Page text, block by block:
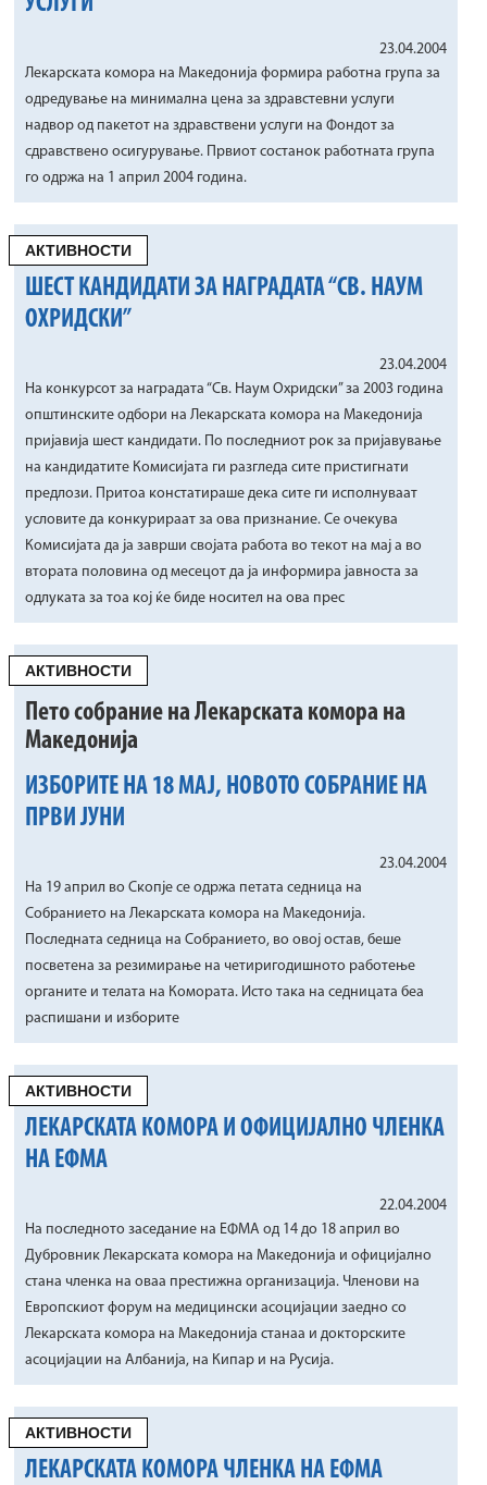
23.04.2004
Лекарската комора на Македонија формира работна група за
одредување на минимална цена за здравстевни услуги
надвор од пакетот на здравствени услуги на Фондот за
сдравствено осигурување. Првиот состанок работната група
го одржа на 1 април 2004 година.
АКТИВНОСТИ
ШЕСТ КАНДИДАТИ ЗА НАГРАДАТА “СВ. НАУМ
ОХРИДСКИ”
23.04.2004
На конкурсот за наградата “Св. Наум Охридски” за 2003 година
општинските одбори на Лекарската комора на Македонија
пријавија шест кандидати. По последниот рок за пријавување
на кандидатите Комисијата ги разгледа сите пристигнати
предлози. Притоа констатираше дека сите ги исполнуваат
условите да конкурираат за ова признание. Се очекува
Комисијата да ја заврши својата работа во текот на мај а во
втората половина од месецот да ја информира јавноста за
одлуката за тоа кој ќе биде носител на ова прес
АКТИВНОСТИ
Пето собрание на Лекарската комора на
Македонија
ИЗБОРИТЕ НА 18 МАЈ, НОВОТО СОБРАНИЕ НА
ПРВИ ЈУНИ
23.04.2004
На 19 април во Скопје се одржа петата седница на
Собранието на Лекарската комора на Македонија.
Последната седница на Собранието, во овој остав, беше
посветена за резимирање на четиригодишното работење
органите и телата на Комората. Исто така на седницата беа
распишани и изборите
АКТИВНОСТИ
ЛЕКАРСКАТА КОМОРА И ОФИЦИЈАЛНО ЧЛЕНКА
НА ЕФМА
22.04.2004
На последното заседание на ЕФМА од 14 до 18 април во
Дубровник Лекарската комора на Македонија и официјално
стана членка на оваа престижна организација. Членови на
Европскиот форум на медицински асоцијации заедно со
Лекарската комора на Македонија станаа и докторските
асоцијации на Албанија, на Кипар и на Русија.
АКТИВНОСТИ
ЛЕКАРСКАТА КОМОРА ЧЛЕНКА НА ЕФМА